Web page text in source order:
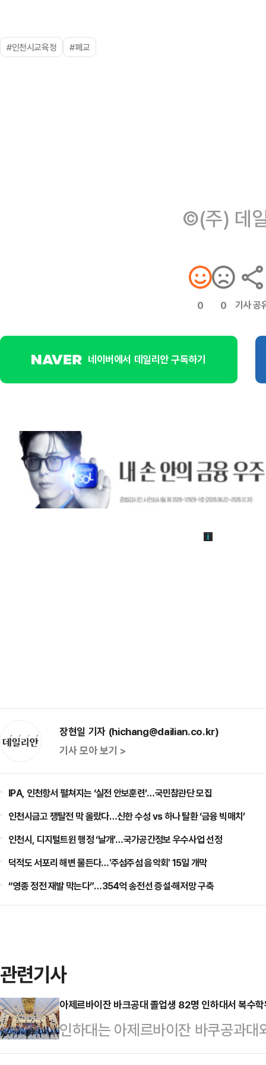
#인천시교육청 #폐교
©(주) 데
0 0 기사 공
네이버에서 데일리안 구독하기
장현일 기자 (hichang@dailian.co.kr)
기사 모아 보기 >
IPA, 인천항서 펼쳐지는 ‘실전 안보훈련’…국민참관단 모집
인천시금고 쟁탈전 막 올랐다…신한 수성 vs 하나 탈환 ‘금융 빅매치’
인천시, 디지털트윈 행정 ‘날개’…국가공간정보 우수사업 선정
덕적도 서포리 해변 물든다…'주섬주섬 음악회' 15일 개막
“영종 정전 재발 막는다”…354억 송전선 증설·해저망 구축
관련기사
아제르바이잔 바크공대 졸업생 82명 인하대서 복수
인하대는 아제르바이잔 바쿠공과
두 번째 졸업생을 배출했다고 21일